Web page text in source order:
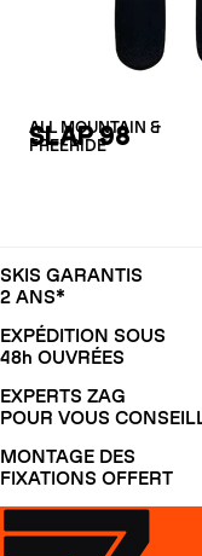
ALL MOUNTAIN &
FREERIDE
SLAP 98
SKIS GARANTIS
2 ANS*
EXPÉDITION SOUS
48h OUVRÉES
EXPERTS ZAG
POUR VOUS
MONTAGE DES
FIXATIONS OFFERT